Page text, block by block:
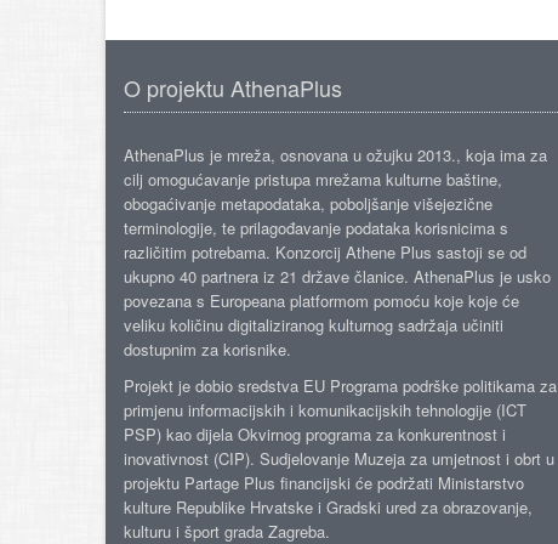
O projektu AthenaPlus
AthenaPlus je mreža, osnovana u ožujku 2013., koja ima za
cilj omogućavanje pristupa mrežama kulturne baštine,
obogaćivanje metapodataka, poboljšanje višejezične
terminologije, te prilagođavanje podataka korisnicima s
različitim potrebama. Konzorcij Athene Plus sastoji se od
ukupno 40 partnera iz 21 države članice. AthenaPlus je usko
povezana s Europeana platformom pomoću koje koje će
veliku količinu digitaliziranog kulturnog sadržaja učiniti
dostupnim za korisnike.
Projekt je dobio sredstva EU Programa podrške politikama za
primjenu informacijskih i komunikacijskih tehnologije (ICT
PSP) kao dijela Okvirnog programa za konkurentnost i
inovativnost (CIP). Sudjelovanje Muzeja za umjetnost i obrt u
projektu Partage Plus financijski će podržati Ministarstvo
kulture Republike Hrvatske i Gradski ured za obrazovanje,
kulturu i šport grada Zagreba.